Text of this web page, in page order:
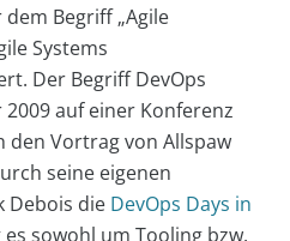
Begriff „Agile
Systems
Der Begriff DevOps
auf einer Konferenz
Vortrag von Allspaw
seine eigenen
Debois die DevOps Days in
sowohl um Tooling bzw.